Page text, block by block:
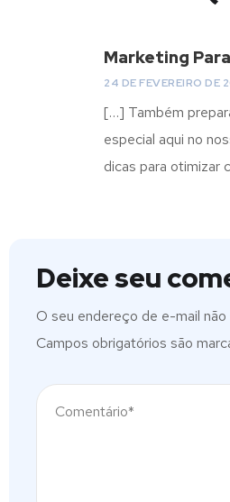
Marketing
24 DE FEVEREIRO DE
[…] Também
especial aqui no
dicas para otimizar
Deixe seu
O seu endereço de e-mail não
Campos obrigatórios são